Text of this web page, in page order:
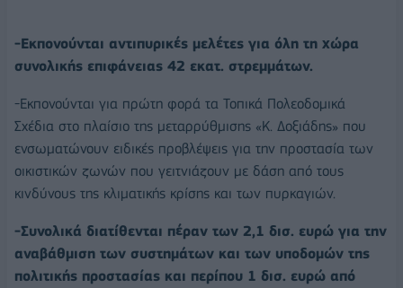
-Εκπονούνται αντιπυρικές μελέτες για όλη τη χώρα
συνολικής επιφάνειας 42 εκατ. στρεμμάτων.
-Εκπονούνται για πρώτη φορά τα Τοπικά Πολεοδομικά
Σχέδια στο πλαίσιο της μεταρρύθμισης «Κ. Δοξιάδης» που
ενσωματώνουν ειδικές προβλέψεις για την προστασία των
οικιστικών ζωνών που γειτνιάζουν με δάση από τους
κινδύνους της κλιματικής κρίσης και των πυρκαγιών.
-Συνολικά διατίθενται πέραν των 2,1 δισ. ευρώ για την
αναβάθμιση των συστημάτων και των υποδομών της
πολιτικής προστασίας και περίπου 1 δισ. ευρώ από